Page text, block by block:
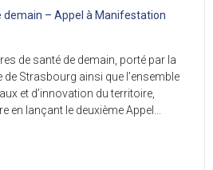
demain – Appel à Manifestation
de santé de demain, porté par la
de Strasbourg ainsi que l’ensemble
et d’innovation du territoire,
en lançant le deuxième Appel